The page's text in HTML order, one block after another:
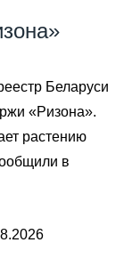
Беларуси
​​​​«Ризона».
растению
в